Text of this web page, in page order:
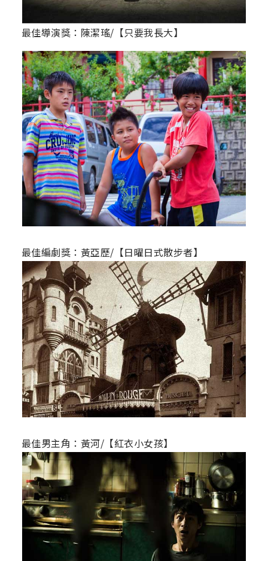
最佳導演獎：陳潔瑤/【只要我長大】
最佳編劇獎：黃亞歷/【日曜日式散步者】
最佳男主角：黃河/【紅衣小女孩】